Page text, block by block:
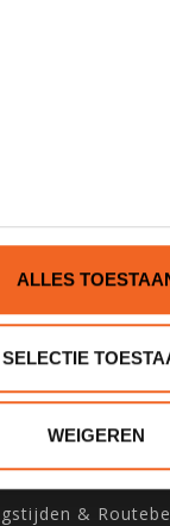
ALLES
SELECTIE
WEIGEREN
INFORMATIE
Over ons
Algemene
Privacy Policy
Betaalmethoden
&
&